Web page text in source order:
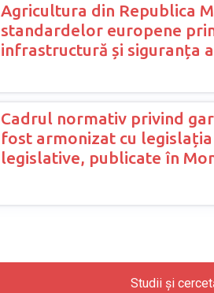
Agricultura din Republica
standardelor europene
infrastructură și siguranța
Cadrul normativ privind
fost armonizat cu
legislative, publicate în
Studii și